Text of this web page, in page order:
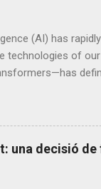
del XX,
(AI) has
technologies of
these
of GPUs or
AI that
The aim is to
una decisió